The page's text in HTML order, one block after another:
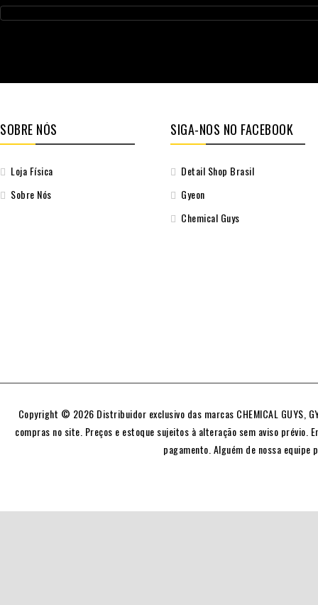
SOBRE NÓS
Loja Física
Sobre Nós
SIGA-NOS NO FACEBOOK
Detail Shop Brasil
Gyeon
Chemical Guys
Copyright © 2026 Distribuidor exclusivo das marcas CHEMICAL GUYS,
compras no site. Preços e estoque sujeitos à alteração sem aviso prévio.
pagamento. Alguém de nossa